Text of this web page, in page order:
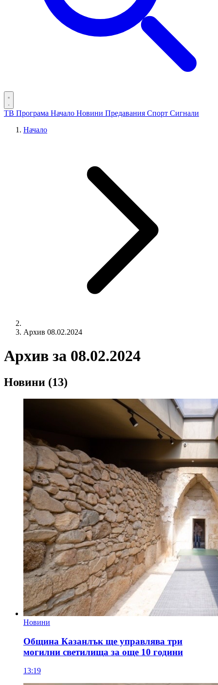
ТВ Програма Начало Новини Предавания Спорт Сигнали
Начало
Архив 08.02.2024
Архив за 08.02.2024
Новини (13)
Новини
Община Казанлък ще управлява три
могилни светилища за още 10 години
13:19